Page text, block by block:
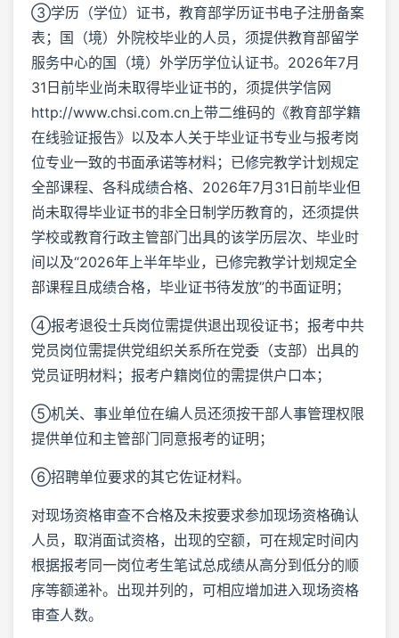
③学历（学位）证书，教育部学历证书电子注册备案
表；国（境）外院校毕业的人员，须提供教育部留学
服务中心的国（境）外学历学位认证书。2026年7月
31日前毕业尚未取得毕业证书的，须提供学信网
http://www.chsi.com.cn上带二维码的《教育部学籍
在线验证报告》以及本人关于毕业证书专业与报考岗
位专业一致的书面承诺等材料；已修完教学计划规定
全部课程、各科成绩合格、2026年7月31日前毕业但
尚未取得毕业证书的非全日制学历教育的，还须提供
学校或教育行政主管部门出具的该学历层次、毕业时
间以及“2026年上半年毕业，已修完教学计划规定全
部课程且成绩合格，毕业证书待发放”的书面证明；
④报考退役士兵岗位需提供退出现役证书；报考中共
党员岗位需提供党组织关系所在党委（支部）出具的
党员证明材料；报考户籍岗位的需提供户口本；
⑤机关、事业单位在编人员还须按干部人事管理权限
提供单位和主管部门同意报考的证明；
⑥招聘单位要求的其它佐证材料。
对现场资格审查不合格及未按要求参加现场资格确认
人员，取消面试资格，出现的空额，可在规定时间内
根据报考同一岗位考生笔试总成绩从高分到低分的顺
序等额递补。出现并列的，可相应增加进入现场资格
审查人数。